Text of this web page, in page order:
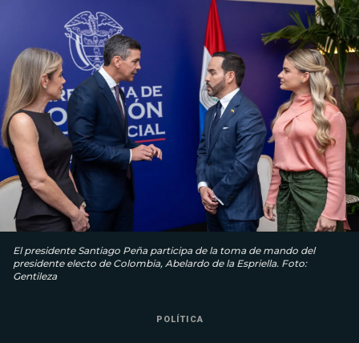
El presidente Santiago Peña participa de la toma de mando del
presidente electo de Colombia, Abelardo de la Espriella. Foto:
Gentileza
POLÍTICA